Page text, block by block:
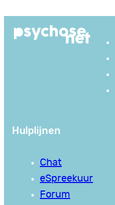
naar
Hulplijnen
Chat
eSpreekuur
Forum